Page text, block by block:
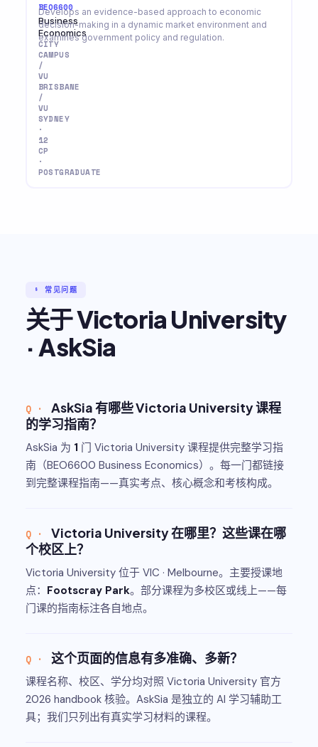
BEO6600
Business
Economics
CITY
CAMPUS
/
VU
BRISBANE
/
VU
SYDNEY
·
12
CP
·
POSTGRADUATE
Develops an evidence-based approach to economic
decision-making in a dynamic market environment and
examines government policy and regulation.
§ 常见问题
关于 Victoria University
· AskSia
AskSia 有哪些 Victoria University 课程
的学习指南？
AskSia 为 1 门 Victoria University 课程提供完整学习指
南（BEO6600 Business Economics）。每一门都链接
到完整课程指南——真实考点、核心概念和考核构成。
Victoria University 在哪里？这些课在哪
个校区上？
Victoria University 位于 VIC · Melbourne。主要授课地
点： Footscray Park。部分课程为多校区或线上——每
门课的指南标注各自地点。
这个页面的信息有多准确、多新？
课程名称、校区、学分均对照 Victoria University 官方
2026 handbook 核验。AskSia 是独立的 AI 学习辅助工
具；我们只列出有真实学习材料的课程。